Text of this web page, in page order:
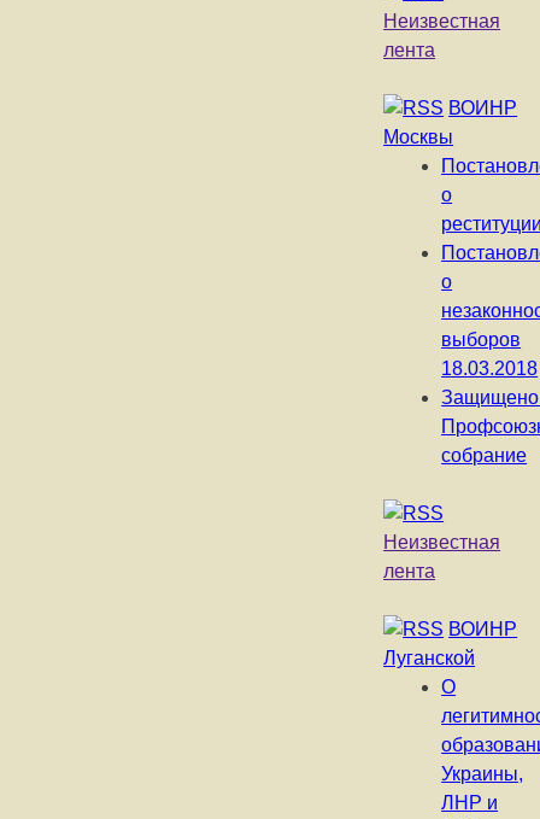
Неизвестная
лента
ВОИНР
Москвы
о
о
выборов
18.03.2018
собрание
Неизвестная
лента
ВОИНР
Луганской
О
Украины,
ЛНР и